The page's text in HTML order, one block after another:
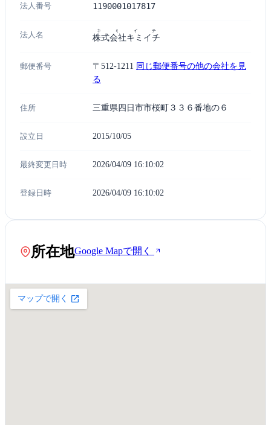
法人番号 1190001017817
法人名 株式会社キミイチ
キミイチ
郵便番号 〒512-1211 同じ郵便番号の他の会社を見
る
住所 三重県四日市市桜町３３６番地の６
設立日 2015/10/05
最終変更日時 2026/04/09 16:10:02
登録日時 2026/04/09 16:10:02
所在地Google Mapで開く